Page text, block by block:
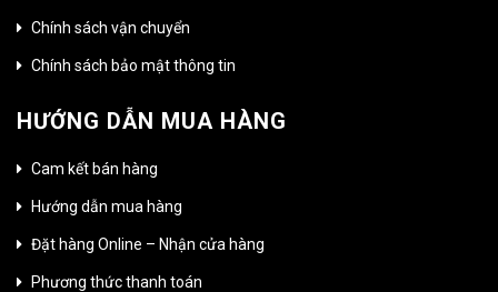
Chính sách vận chuyển
Chính sách bảo mật thông tin
HƯỚNG DẪN MUA HÀNG
Cam kết bán hàng
Hướng dẫn mua hàng
Đặt hàng Online – Nhận cửa hàng
Phương thức thanh toán